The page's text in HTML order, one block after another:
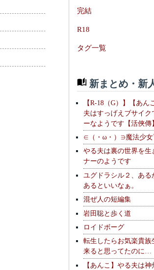
完結
R18
タグ一覧
新まとめ・新
【R-18（G）】【あん
夫はすっげえブサイク
ーなようです【活俠傳】
∈（・ω・）∋魔法少女
やる夫は裏の世界を生
ナーのようです
ユグドラシル２、ある
あるといいなぁ。
混ぜ人の短編集
岩田聡と歩く道
ロイドボーグ
転生したらお気楽貴族
来ると思ってたのに…
【あんこ】やる夫は神